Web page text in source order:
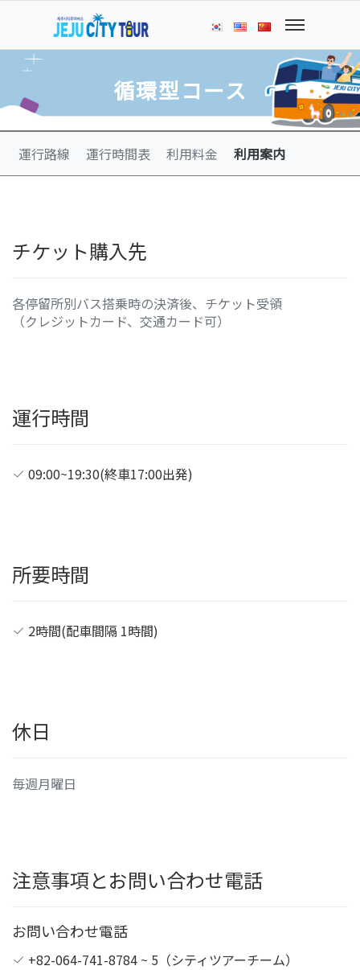
循環型コース
運行路線 運行時間表 利用料金 利用案内
チケット購入先
各停留所別バス搭乗時の決済後、チケット受領
（クレジットカード、交通カード可）
運行時間
09:00~19:30(終車17:00出発)
所要時間
2時間(配車間隔 1時間)
休日
毎週月曜日
注意事項とお問い合わせ電話
お問い合わせ電話
+82-064-741-8784 ~ 5（シティツアーチーム）